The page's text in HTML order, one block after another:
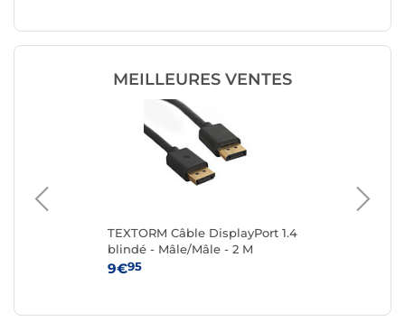
MEILLEURES VENTES
TEXTORM Câble DisplayPort 1.4
blindé - Mâle/Mâle - 2 M
9€95